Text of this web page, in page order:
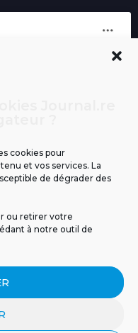
cookies pour
et vos services. La
de dégrader des
ou retirer votre
à notre outil de
BLOG
DE CONFIDENTIALITÉ